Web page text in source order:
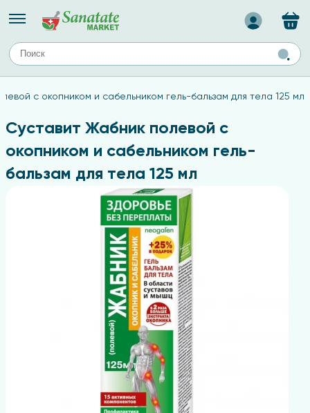
лица
Назад
ТИПЫ КОЖИ
Средства для комбинированной кожи
Средства для проблемной кожи
Средства для жирной кожи
Средства для чувствительной кожи
с окопником и сабельником гель-бальзам для тела 125 мл
Суставит Жабник полевой с
окопником и сабельником гель-
бальзам для тела 125 мл